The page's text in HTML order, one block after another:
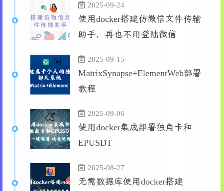
2025-09-24
使用docker搭建仿微信文件传输
助手，再也不用登陆微信
2025-09-15
MatrixSynapse+ElementWeb部署
教程
2025-09-06
使用docker集成部署独角卡和
EPUSDT
2025-08-27
无需数据库使用docker搭建